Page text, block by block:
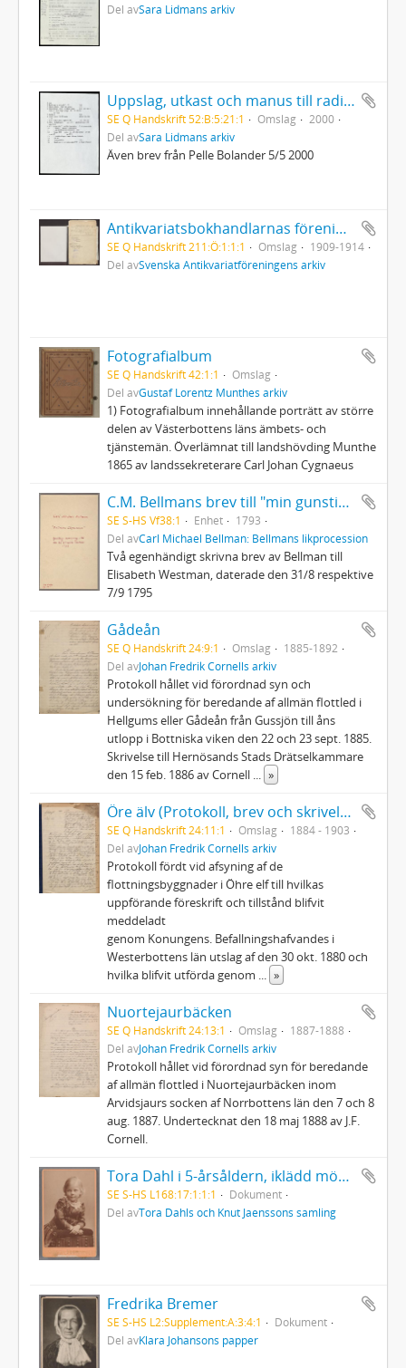
Del avSara Lidmans arkiv
Uppslag, utkast och manus till radioprogrammet Sommar
SE Q Handskrift 52:B:5:21:1 Omslag
2000
Del avSara Lidmans arkiv
Även brev från Pelle Bolander 5/5 2000
Antikvariatsbokhandlarnas förening. Diverse handlingar, bl.a. protokoll, kassabok och klippsamling
SE Q Handskrift 211:Ö:1:1:1 Omslag
1909-1914
Del avSvenska Antikvariatföreningens arkiv
Fotografialbum
SE Q Handskrift 42:1:1
Omslag
Del avGustaf Lorentz Munthes arkiv
1) Fotografialbum innehållande porträtt av större
delen av Västerbottens läns ämbets- och
tjänstemän. Överlämnat till landshövding Munthe
1865 av landssekreterare Carl Johan Cygnaeus
C.M. Bellmans brev till "min gunstiga Fru"
SE S-HS Vf38:1 Enhet
1793
Del avCarl Michael Bellman: Bellmans likprocession
Två egenhändigt skrivna brev av Bellman till
Elisabeth Westman, daterade den 31/8 respektive
7/9 1795
Gådeån
SE Q Handskrift 24:9:1 Omslag
1885-1892
Del avJohan Fredrik Cornells arkiv
Protokoll hållet vid förordnad syn och
undersökning för beredande af allmän flottled i
Hellgums eller Gådeån från Gussjön till åns
utlopp i Bottniska viken den 22 och 23 sept. 1885.
Skrivelse till Hernösands Stads Drätselkammare
den 15 feb. 1886 av Cornell
»
Öre älv (Protokoll, brev och skrivelser)
SE Q Handskrift 24:11:1 Omslag
1884 - 1903
Del avJohan Fredrik Cornells arkiv
Protokoll fördt vid afsyning af de
flottningsbyggnader i Öhre elf till hvilkas
uppförande föreskrift och tillstånd blifvit
meddeladt
genom Konungens. Befallningshafvandes i
Westerbottens län utslag af den 30 okt. 1880 och
hvilka blifvit utförda genom
»
Nuortejaurbäcken
SE Q Handskrift 24:13:1 Omslag
1887-1888
Del avJohan Fredrik Cornells arkiv
Protokoll hållet vid förordnad syn för beredande
af allmän flottled i Nuortejaurbäcken inom
Arvidsjaurs socken af Norrbottens län den 7 och 8
aug. 1887. Undertecknat den 18 maj 1888 av J.F.
Cornell.
Tora Dahl i 5-årsåldern, iklädd mörk rutig klänning med vitt krås
SE S-HS L168:17:1:1:1
Dokument
Del avTora Dahls och Knut Jaenssons samling
Fredrika Bremer
SE S-HS L2:Supplement:A:3:4:1
Dokument
Del avKlara Johansons papper